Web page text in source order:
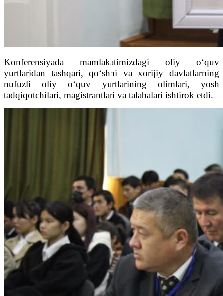
Konferensiyada mamlakatimizdagi oliy o‘quv
yurtlaridan tashqari, qo‘shni va xorijiy davlatlarning
nufuzli oliy o‘quv yurtlarining olimlari, yosh
tadqiqotchilari, magistrantlari va talabalari ishtirok etdi.